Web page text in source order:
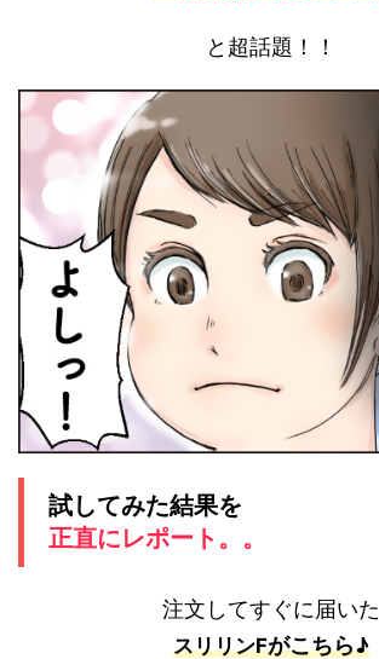
と超話題！！
試してみた結果を
正直にレポート。。
注文してすぐに届いた
スリリンFがこちら♪